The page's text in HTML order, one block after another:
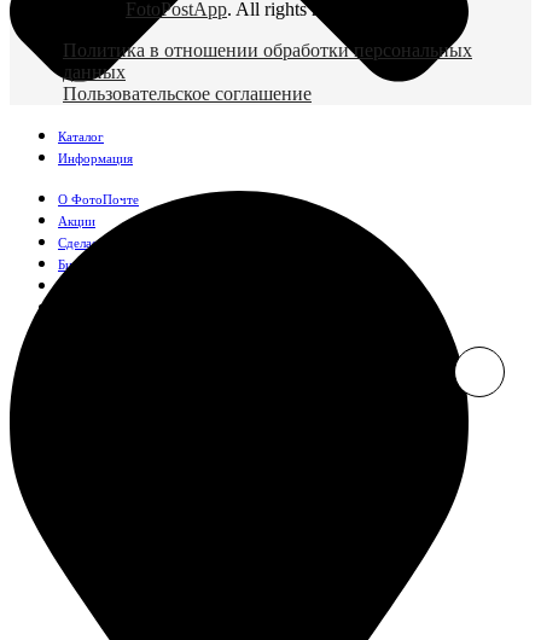
FotoPostApp. All rights reserved
Политика в отношении обработки персональных
данных
Пользовательское соглашение
Каталог
Информация
О ФотоПочте
Акции
Сделаем за вас
Бизнесу